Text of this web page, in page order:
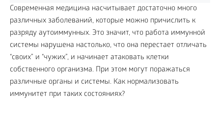
Современная медицина насчитывает достаточно много
различных заболеваний, которые можно причислить к
разряду аутоиммунных. Это значит, что работа иммунной
системы нарушена настолько, что она перестает отличать
“своих” и “чужих”, и начинает атаковать клетки
собственного организма. При этом могут поражаться
различные органы и системы. Как нормализовать
иммунитет при таких состояниях?